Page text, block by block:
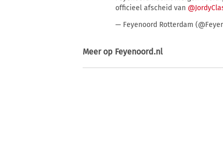
officieel afscheid van
— Feyenoord Rotterdam
Meer op Feyenoord.nl